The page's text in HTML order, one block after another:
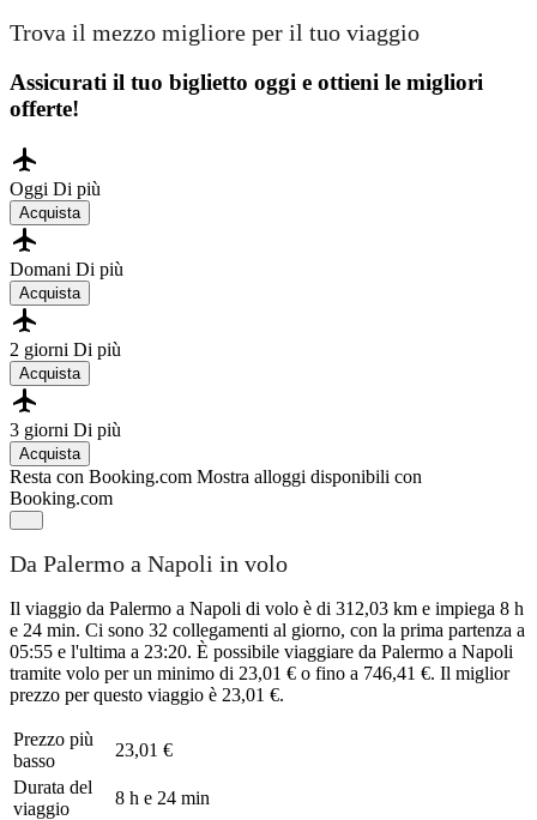
Trova il mezzo migliore per il tuo viaggio
Assicurati il ​​tuo biglietto oggi e ottieni le migliori
offerte!
Oggi Di più
Acquista
Domani Di più
Acquista
2 giorni Di più
Acquista
3 giorni Di più
Acquista
Resta con Booking.com Mostra alloggi disponibili con
Booking.com
Da Palermo a Napoli in volo
Il viaggio da Palermo a Napoli di volo è di 312,03 km e impiega 8 h
e 24 min. Ci sono 32 collegamenti al giorno, con la prima partenza a
05:55 e l'ultima a 23:20. È possibile viaggiare da Palermo a Napoli
tramite volo per un minimo di 23,01 € o fino a 746,41 €. Il miglior
prezzo per questo viaggio è 23,01 €.
Prezzo più
basso
23,01 €
Durata del
viaggio
8 h e 24 min